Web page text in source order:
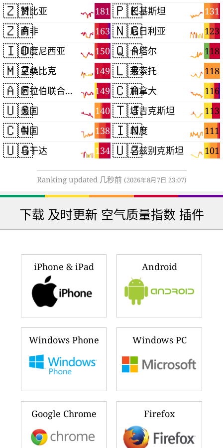
🇿🇲 181
赞比亚
🇿🇦 163
南非
🇮🇩 150
印度尼西亚
🇲🇿 149
莫桑比克
🇦🇪 149
阿拉伯联合酋长国
🇺🇸 140
美国
🇨🇳 138
中国
🇺🇬 134
乌干达
🇵🇰 131
巴基斯坦
🇳🇬 123
尼日利亚
🇶🇦 118
卡塔尔
🇱🇸 118
莱索托
🇨🇦 116
加拿大
🇹🇯 113
塔吉克斯坦
🇮🇳 111
印度
🇺🇿 101
乌兹别克斯坦
Ranking updated 几秒前 (2026年8月7日 23:07)
下载 及时更新 空气质量指数 插件
iPhone & iPad Android
Windows Phone Windows PC
Google Chrome Firefox